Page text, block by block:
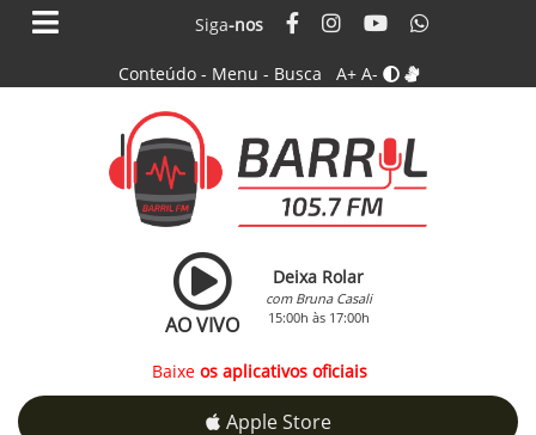
Siga-nos
Conteúdo - Menu - Busca A+ A-
AO VIVO
Deixa Rolar
com Bruna Casali
15:00h às 17:00h
Baixe os aplicativos oficiais
Apple Store